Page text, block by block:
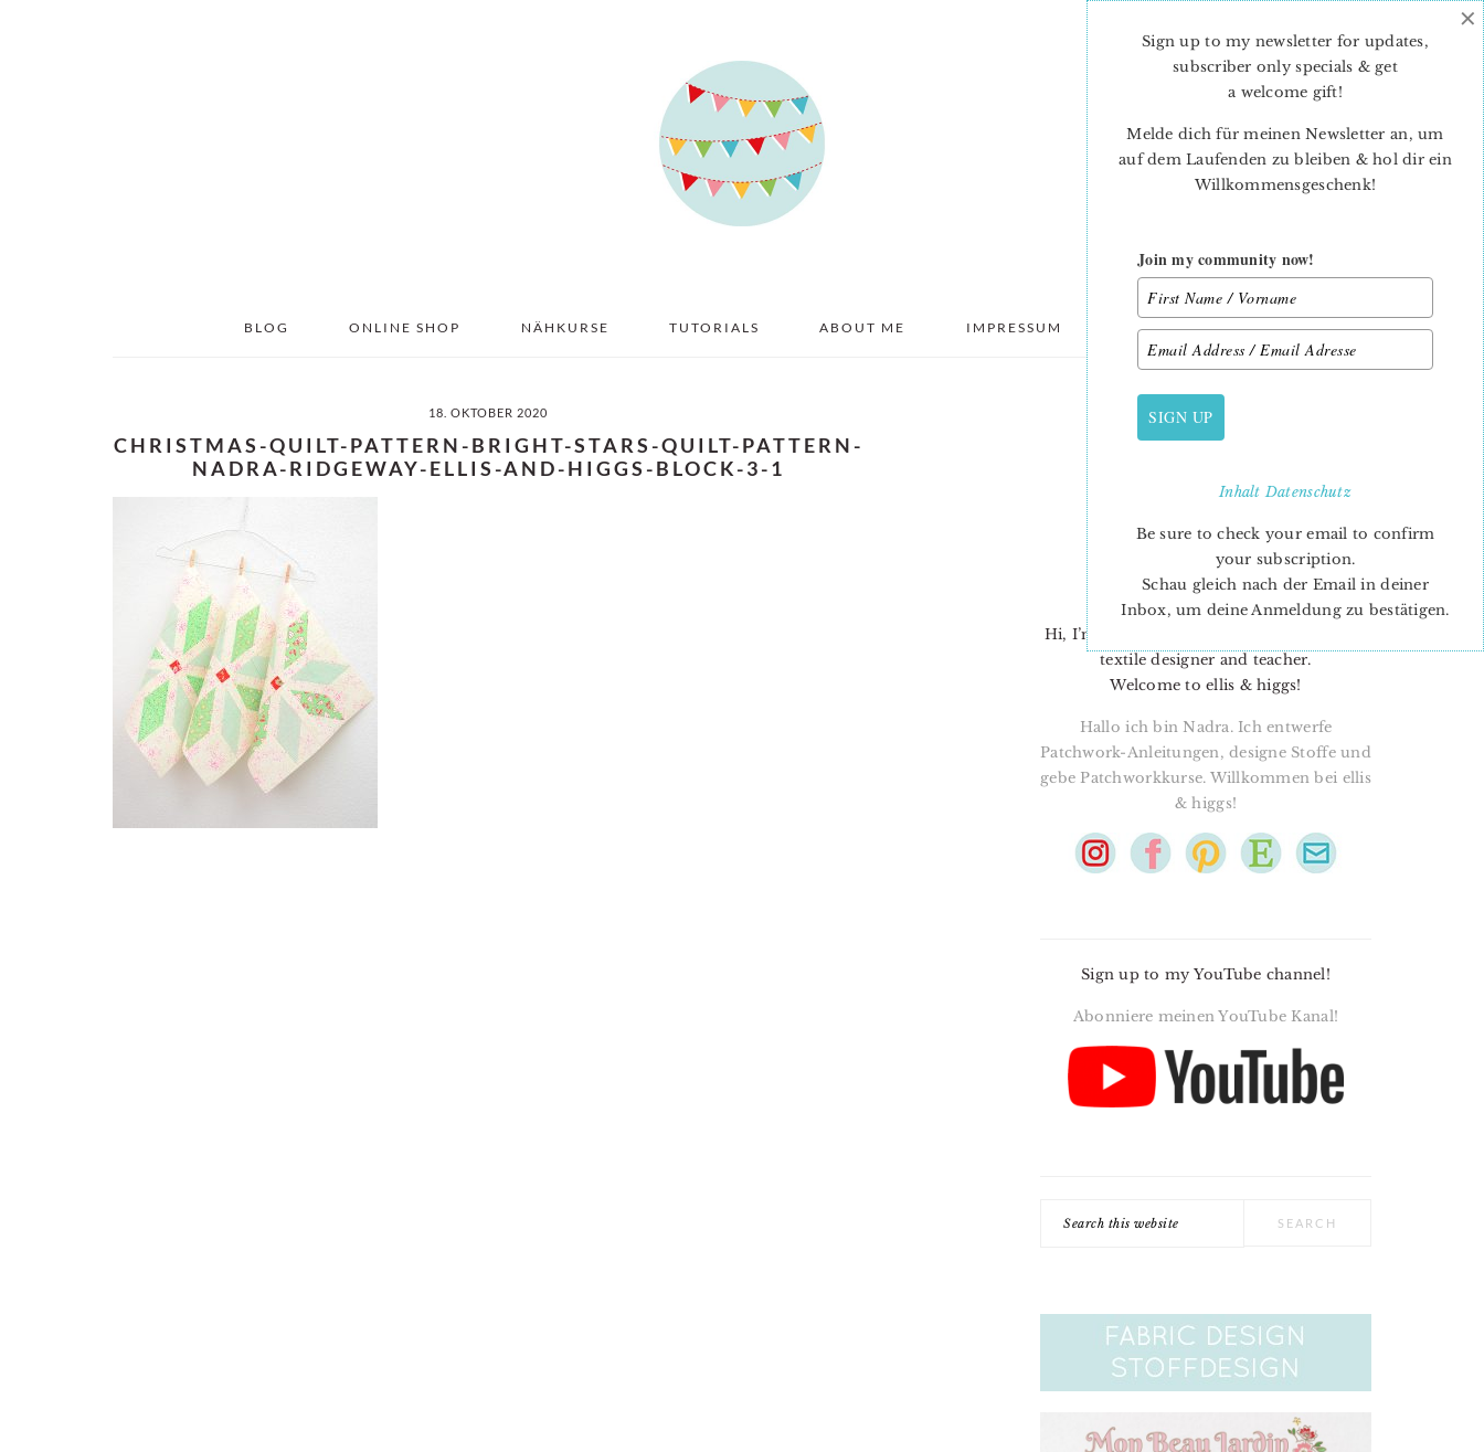
BLOG ONLINE SHOP NÄHKURSE TUTORIALS ABOUT ME IMPRESSUM DATENSCHUTZ
18. OKTOBER 2020
CHRISTMAS-QUILT-PATTERN-BRIGHT-STARS-QUILT-PATTERN-
NADRA-RIDGEWAY-ELLIS-AND-HIGGS-BLOCK-3-1
PRIMARY
SIDEBAR
Hi, I’m Nadra. I’m a quilt pattern designer,
textile designer and teacher.
Welcome to ellis & higgs!
Hallo ich bin Nadra. Ich entwerfe
Patchwork-Anleitungen, designe Stoffe und
gebe Patchworkkurse. Willkommen bei ellis
& higgs!
Sign up to my YouTube channel!
Abonniere meinen YouTube Kanal!
Sign up to my newsletter for updates,
subscriber only specials & get
a welcome gift!
Melde dich für meinen Newsletter an, um
auf dem Laufenden zu bleiben & hol dir ein
Willkommensgeschenk!
Join my community now!
SIGN UP
InhaltDatenschutz
Be sure to check your email to confirm
your subscription.
Schau gleich nach der Email in deiner
Inbox, um deine Anmeldung zu bestätigen.
×